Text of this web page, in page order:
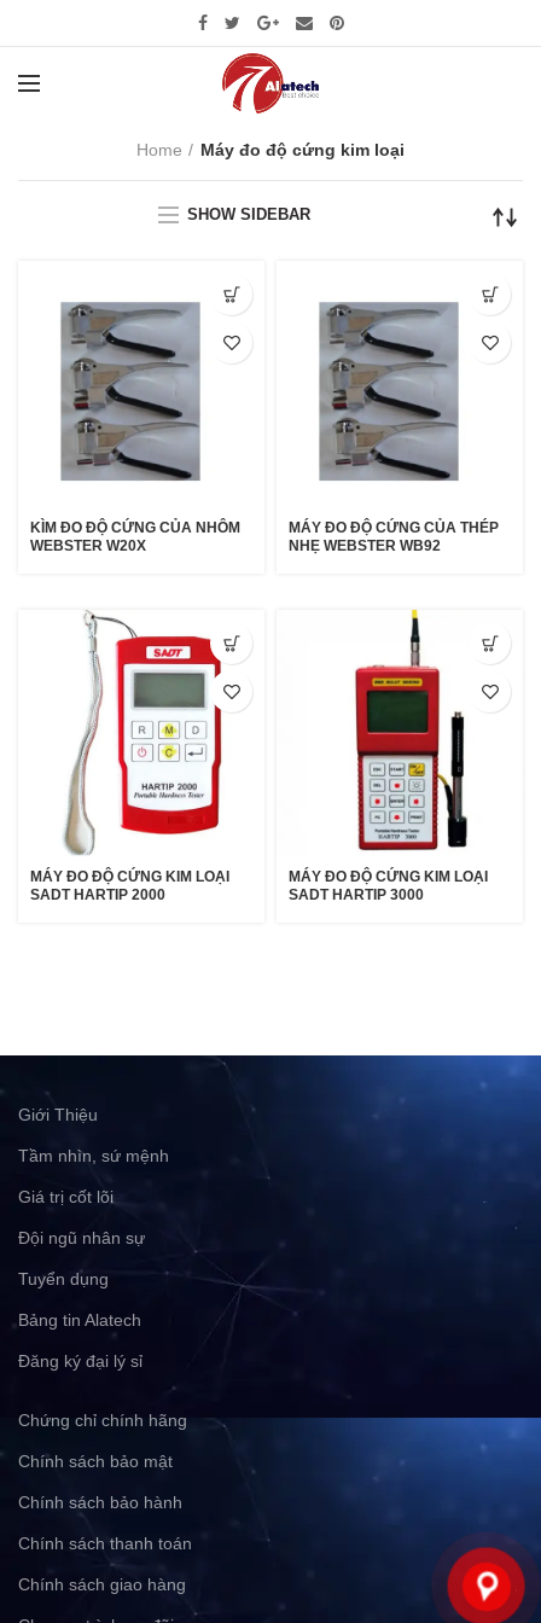
Home Máy đo độ cứng kim loại
SHOW SIDEBAR
KÌM ĐO ĐỘ CỨNG CỦA NHÔM
WEBSTER W20X
MÁY ĐO ĐỘ CỨNG CỦA THÉP
NHẸ WEBSTER WB92
MÁY ĐO ĐỘ CỨNG KIM LOẠI
SADT HARTIP 2000
MÁY ĐO ĐỘ CỨNG KIM LOẠI
SADT HARTIP 3000
Giới Thiệu
Tầm nhìn, sứ mệnh
Giá trị cốt lõi
Đội ngũ nhân sự
Tuyển dụng
Bảng tin Alatech
Đăng ký đại lý sỉ
Chứng chỉ chính hãng
Chính sách bảo mật
Chính sách bảo hành
Chính sách thanh toán
Chính sách giao hàng